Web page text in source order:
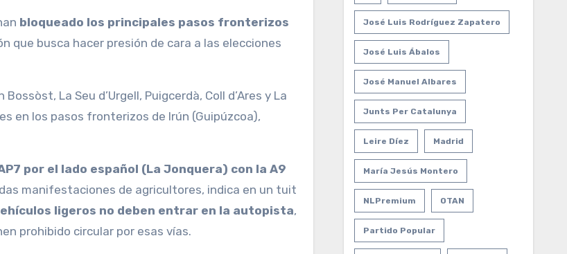
bloqueado los principales pasos fronterizos
que busca hacer presión de cara a las elecciones
Bossòst, La Seu d’Urgell, Puigcerdà, Coll d’Ares y La
en los pasos fronterizos de Irún (Guipúzcoa),
por el lado español (La Jonquera) con la A9
manifestaciones de agricultores, indica en un tuit
ligeros no deben entrar en la autopista,
prohibido circular por esas vías.
José Luis Rodríguez Zapatero
José Luis Ábalos
José Manuel Albares
Junts Per Catalunya
Leire Díez Madrid
María Jesús Montero
NLPremium OTAN
Partido Popular